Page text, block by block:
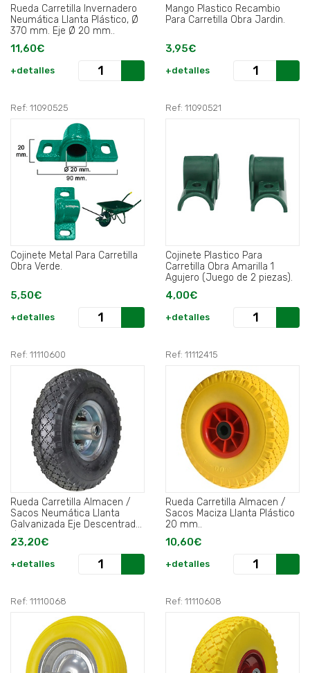
Rueda Carretilla Invernadero
Neumática Llanta Plástico, Ø
370 mm. Eje Ø 20 mm..
11,60€
+detalles
Mango Plastico Recambio
Para Carretilla Obra Jardin.
3,95€
+detalles
Ref: 11090525
Cojinete Metal Para Carretilla
Obra Verde.
5,50€
+detalles
Ref: 11090521
Cojinete Plastico Para
Carretilla Obra Amarilla 1
Agujero (Juego de 2 piezas).
4,00€
+detalles
Ref: 11110600
Rueda Carretilla Almacen /
Sacos Neumática Llanta
Galvanizada Eje Descentrado
Ø 20 mm..
23,20€
+detalles
Ref: 11112415
Rueda Carretilla Almacen /
Sacos Maciza Llanta Plástico
20 mm..
10,60€
+detalles
Ref: 11110068 Ref: 11110608